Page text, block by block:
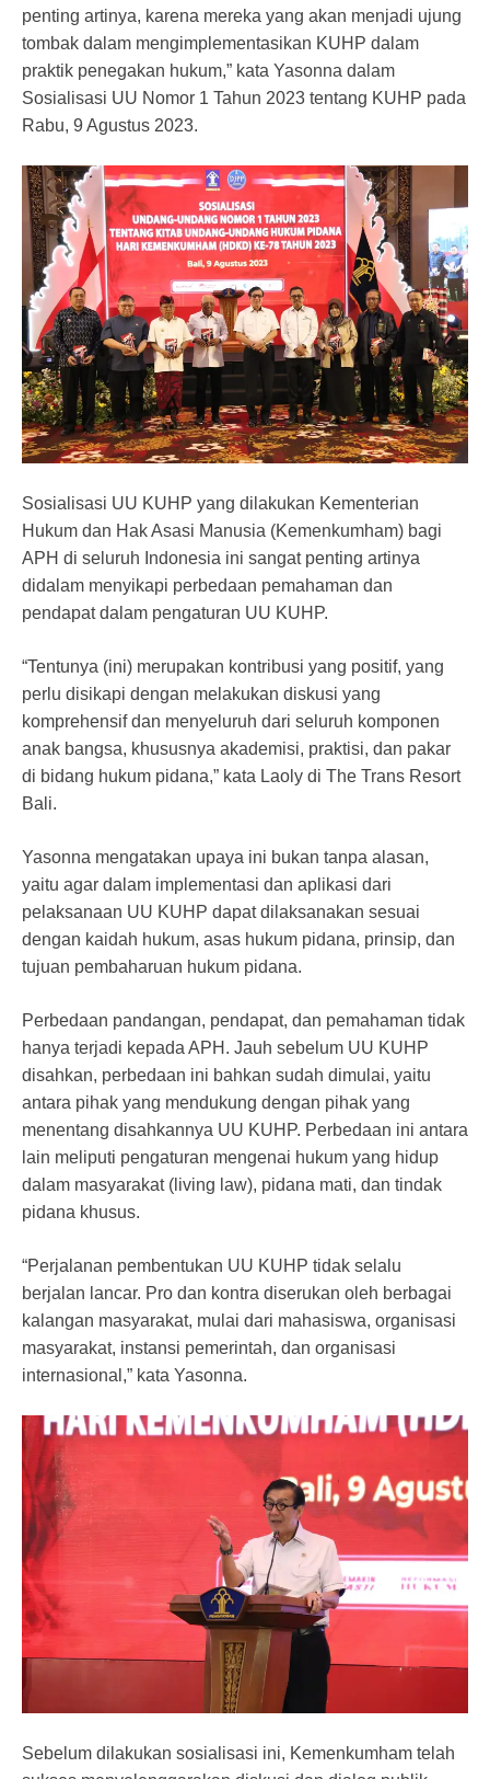
penting artinya, karena mereka yang akan menjadi ujung
tombak dalam mengimplementasikan KUHP dalam
praktik penegakan hukum,” kata Yasonna dalam
Sosialisasi UU Nomor 1 Tahun 2023 tentang KUHP pada
Rabu, 9 Agustus 2023.
Sosialisasi UU KUHP yang dilakukan Kementerian
Hukum dan Hak Asasi Manusia (Kemenkumham) bagi
APH di seluruh Indonesia ini sangat penting artinya
didalam menyikapi perbedaan pemahaman dan
pendapat dalam pengaturan UU KUHP.
“Tentunya (ini) merupakan kontribusi yang positif, yang
perlu disikapi dengan melakukan diskusi yang
komprehensif dan menyeluruh dari seluruh komponen
anak bangsa, khususnya akademisi, praktisi, dan pakar
di bidang hukum pidana,” kata Laoly di The Trans Resort
Bali.
Yasonna mengatakan upaya ini bukan tanpa alasan,
yaitu agar dalam implementasi dan aplikasi dari
pelaksanaan UU KUHP dapat dilaksanakan sesuai
dengan kaidah hukum, asas hukum pidana, prinsip, dan
tujuan pembaharuan hukum pidana.
Perbedaan pandangan, pendapat, dan pemahaman tidak
hanya terjadi kepada APH. Jauh sebelum UU KUHP
disahkan, perbedaan ini bahkan sudah dimulai, yaitu
antara pihak yang mendukung dengan pihak yang
menentang disahkannya UU KUHP. Perbedaan ini antara
lain meliputi pengaturan mengenai hukum yang hidup
dalam masyarakat (living law), pidana mati, dan tindak
pidana khusus.
“Perjalanan pembentukan UU KUHP tidak selalu
berjalan lancar. Pro dan kontra diserukan oleh berbagai
kalangan masyarakat, mulai dari mahasiswa, organisasi
masyarakat, instansi pemerintah, dan organisasi
internasional,” kata Yasonna.
Sebelum dilakukan sosialisasi ini, Kemenkumham telah